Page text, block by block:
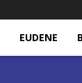
EUDENE